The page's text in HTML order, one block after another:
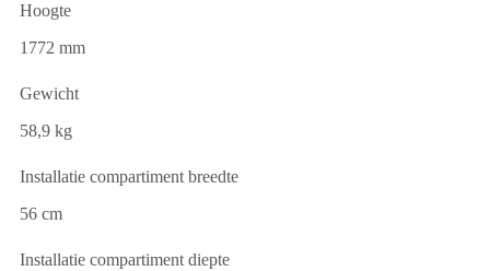
Hoogte
1772 mm
Gewicht
58,9 kg
Installatie compartiment breedte
56 cm
Installatie compartiment diepte